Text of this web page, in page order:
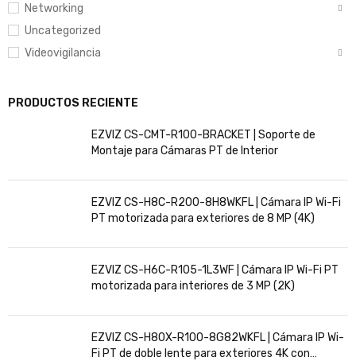
Networking
Uncategorized
Videovigilancia
PRODUCTOS RECIENTE
EZVIZ CS-CMT-R100-BRACKET | Soporte de
Montaje para Cámaras PT de Interior
EZVIZ CS-H8C-R200-8H8WKFL | Cámara IP Wi-Fi
PT motorizada para exteriores de 8 MP (4K)
EZVIZ CS-H6C-R105-1L3WF | Cámara IP Wi-Fi PT
motorizada para interiores de 3 MP (2K)
EZVIZ CS-H80X-R100-8G82WKFL | Cámara IP Wi-
Fi PT de doble lente para exteriores 4K con